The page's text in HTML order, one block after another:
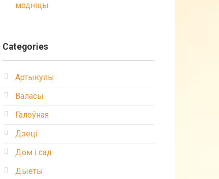
модніцы
Categories
Артыкулы
Валасы
Галоўная
Дзеці
Дом і сад
Дыеты